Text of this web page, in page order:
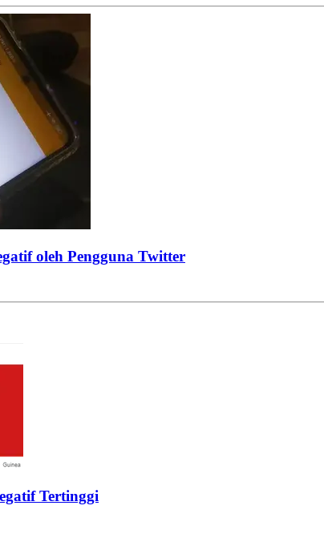
oleh Pengguna Twitter
Tertinggi